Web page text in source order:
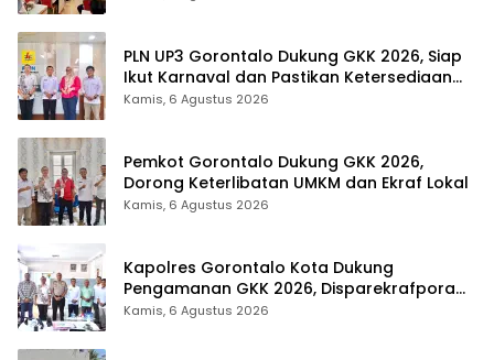
PLN UP3 Gorontalo Dukung GKK 2026, Siap
Ikut Karnaval dan Pastikan Ketersediaan
Listrik
Kamis, 6 Agustus 2026
Pemkot Gorontalo Dukung GKK 2026,
Dorong Keterlibatan UMKM dan Ekraf Lokal
Kamis, 6 Agustus 2026
Kapolres Gorontalo Kota Dukung
Pengamanan GKK 2026, Disparekrafpora
Perkuat Sinergi Lintas Sektor
Kamis, 6 Agustus 2026